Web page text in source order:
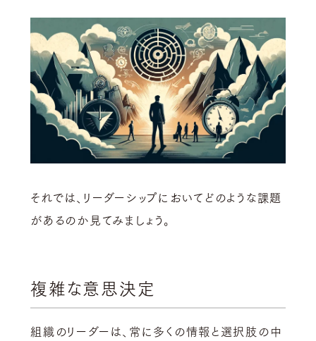
それでは、リーダーシップにおいてどのような課題
があるのか見てみましょう。
複雑な意思決定
組織のリーダーは、常に多くの情報と選択肢の中